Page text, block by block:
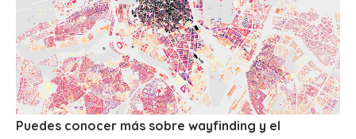
Puedes conocer más sobre wayfinding y el